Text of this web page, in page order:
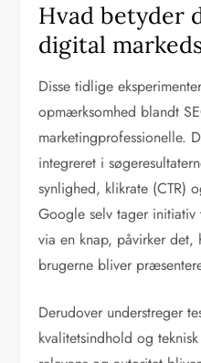
Hvad betyder
digital
Disse tidlige
opmærksomhed blandt
marketingprofessionelle.
integreret i
synlighed, klikrate (CTR)
Google selv tager
via en knap, påvirker
brugerne bliver
Derudover understreger
kvalitetsindhold og